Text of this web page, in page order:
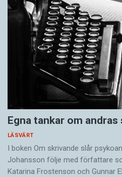
Egna tankar om andras
LÄSVÄRT
I boken Om skrivande slår
Johansson följe med författare
Katarina Frostenson och Gunnar